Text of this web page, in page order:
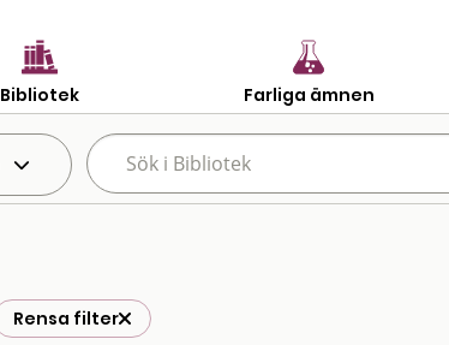
Bibliotek Farliga ämnen
Rensa filter